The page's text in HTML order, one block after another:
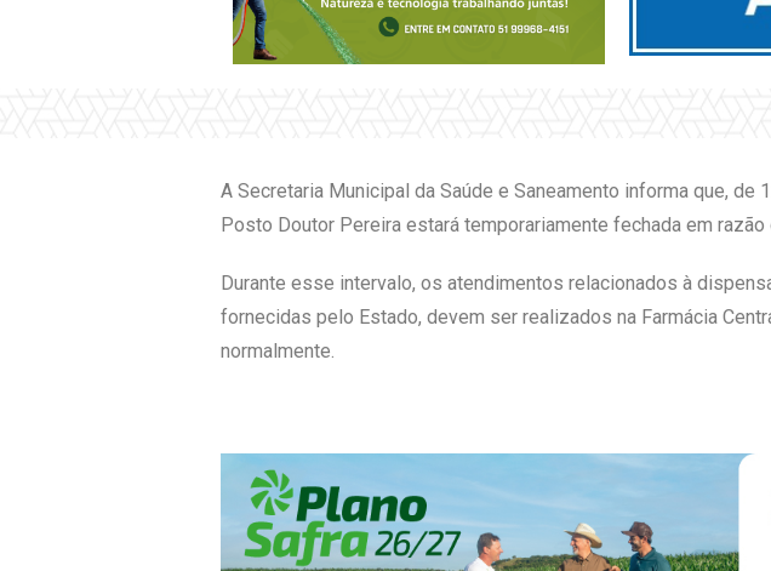
A Secretaria Municipal da Saúde e Saneamento informa que, de
Posto Doutor Pereira estará temporariamente fechada em
Durante esse intervalo, os atendimentos relacionados à
fornecidas pelo Estado, devem ser realizados na Farmácia
normalmente.